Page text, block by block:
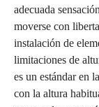
adecuada
moverse con
instalación de
limitaciones de
es un estándar en
con la altura